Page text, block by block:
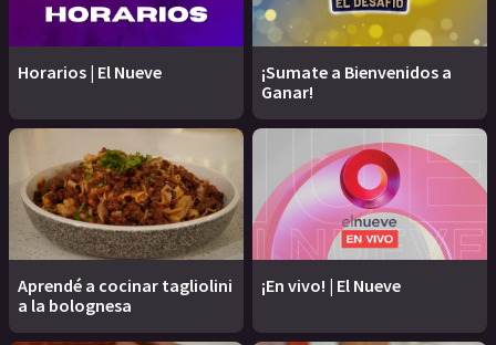
Horarios | El Nueve
¡Sumate a Bienvenidos a
Ganar!
Aprendé a cocinar tagliolini
a la bolognesa
¡En vivo! | El Nueve